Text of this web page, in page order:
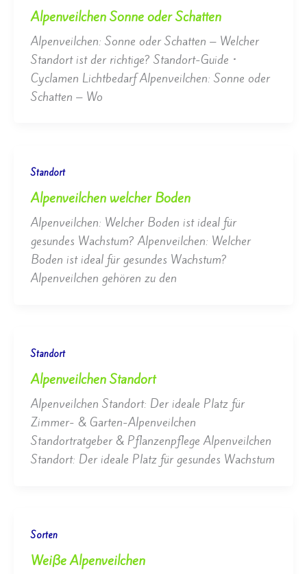
Alpenveilchen Sonne oder Schatten
Alpenveilchen: Sonne oder Schatten – Welcher
Standort ist der richtige? Standort-Guide •
Cyclamen Lichtbedarf Alpenveilchen: Sonne oder
Schatten – Wo
Standort
Alpenveilchen welcher Boden
Alpenveilchen: Welcher Boden ist ideal für
gesundes Wachstum? Alpenveilchen: Welcher
Boden ist ideal für gesundes Wachstum?
Alpenveilchen gehören zu den
Standort
Alpenveilchen Standort
Alpenveilchen Standort: Der ideale Platz für
Zimmer- & Garten-Alpenveilchen
Standortratgeber & Pflanzenpflege Alpenveilchen
Standort: Der ideale Platz für gesundes Wachstum
Sorten
Weiße Alpenveilchen